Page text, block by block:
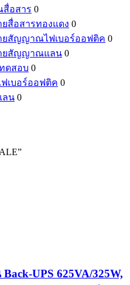
อสาร 0
สื่อสารทองแดง 0
ยสัญญาณไฟเบอร์ออฟติค 0
ยสัญญาณแลน 0
ดสอบ 0
ฟเบอร์ออฟติค 0
ลน 0
UPS 625VA/325W,